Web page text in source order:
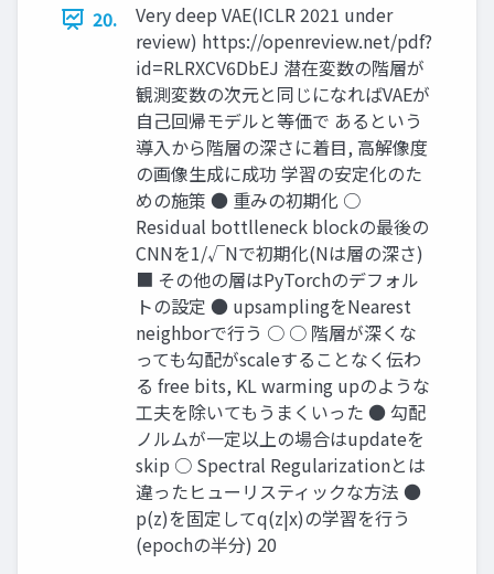
20.
Very deep VAE(ICLR 2021 under
review) https://openreview.net/pdf?
id=RLRXCV6DbEJ 潜在変数の階層が
観測変数の次元と同じになればVAEが
自己回帰モデルと等価で あるという
導入から階層の深さに着目, 高解像度
の画像生成に成功 学習の安定化のた
めの施策 ● 重みの初期化 ○
Residual bottlleneck blockの最後の
CNNを1/√Nで初期化(Nは層の深さ)
■ その他の層はPyTorchのデフォル
トの設定 ● upsamplingをNearest
neighborで行う ○ ○ 階層が深くな
っても勾配がscaleすることなく伝わ
る free bits, KL warming upのような
工夫を除いてもうまくいった ● 勾配
ノルムが一定以上の場合はupdateを
skip ○ Spectral Regularizationとは
違ったヒューリスティックな方法 ●
p(z)を固定してq(z|x)の学習を行う
(epochの半分) 20